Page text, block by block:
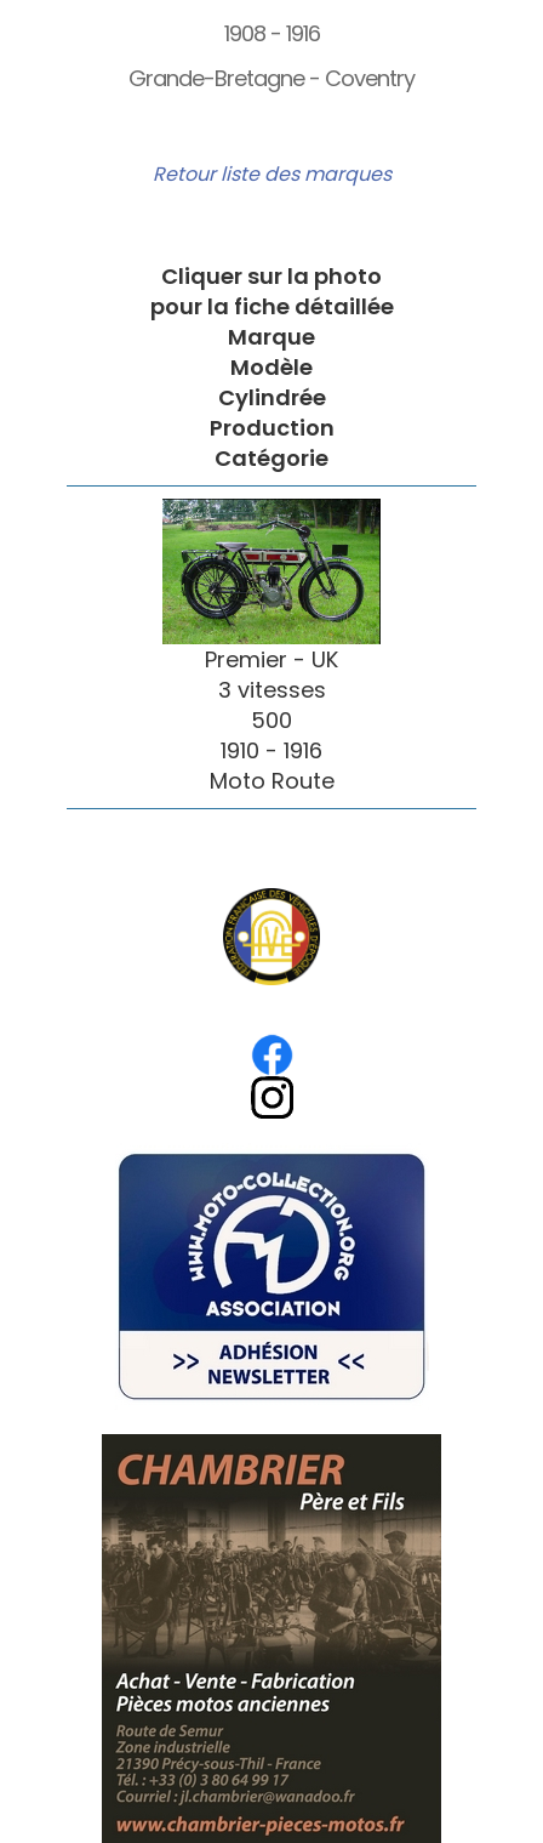
1908 - 1916
Grande-Bretagne - Coventry
Retour liste des marques
Cliquer sur la photo
pour la fiche détaillée
Marque
Modèle
Cylindrée
Production
Catégorie
Premier - UK
3 vitesses
500
1910 - 1916
Moto Route